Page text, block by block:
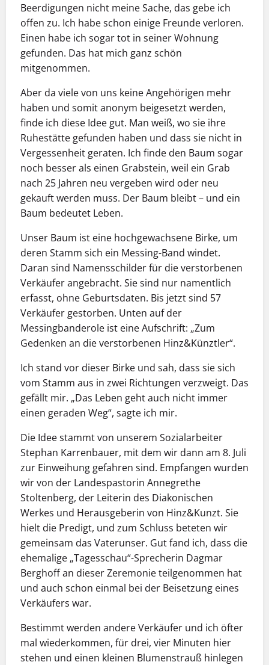
Beerdigungen nicht meine Sache, das gebe ich
offen zu. Ich habe schon einige Freunde verloren.
Einen habe ich sogar tot in seiner Wohnung
gefunden. Das hat mich ganz schön
mitgenommen.
Aber da viele von uns keine Angehörigen mehr
haben und somit anonym beigesetzt werden,
finde ich diese Idee gut. Man weiß, wo sie ihre
Ruhestätte gefunden haben und dass sie nicht in
Vergessenheit geraten. Ich finde den Baum sogar
noch besser als einen Grabstein, weil ein Grab
nach 25 Jahren neu vergeben wird oder neu
gekauft werden muss. Der Baum bleibt – und ein
Baum bedeutet Leben.
Unser Baum ist eine hochgewachsene Birke, um
deren Stamm sich ein Messing-Band windet.
Daran sind Namensschilder für die verstorbenen
Verkäufer angebracht. Sie sind nur namentlich
erfasst, ohne Geburtsdaten. Bis jetzt sind 57
Verkäufer gestorben. Unten auf der
Messingbanderole ist eine Aufschrift: „Zum
Gedenken an die verstorbenen Hinz&Künztler“.
Ich stand vor dieser Birke und sah, dass sie sich
vom Stamm aus in zwei Richtungen verzweigt. Das
gefällt mir. „Das Leben geht auch nicht immer
einen geraden Weg“, sagte ich mir.
Die Idee stammt von unserem Sozialarbeiter
Stephan Karrenbauer, mit dem wir dann am 8. Juli
zur Einweihung gefahren sind. Empfangen wurden
wir von der Landespastorin Annegrethe
Stoltenberg, der Leiterin des Diakonischen
Werkes und Herausgeberin von Hinz&Kunzt. Sie
hielt die Predigt, und zum Schluss beteten wir
gemeinsam das Vaterunser. Gut fand ich, dass die
ehemalige „Tagesschau“-Sprecherin Dagmar
Berghoff an dieser Zeremonie teilgenommen hat
und auch schon einmal bei der Beisetzung eines
Verkäufers war.
Bestimmt werden andere Verkäufer und ich öfter
mal wiederkommen, für drei, vier Minuten hier
stehen und einen kleinen Blumenstrauß hinlegen